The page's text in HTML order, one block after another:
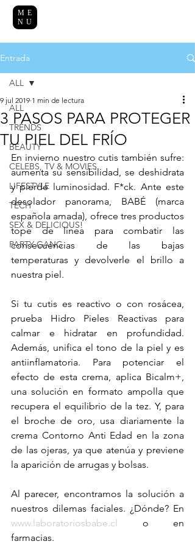
ME
NU
Entrada
ALL
TRENDS
BEAUTY
CELEBS, TV & MOVIES
LIFESTYLE
TECH
SEX & DELICIOUS!
PARTY GANG
ALL
3 PASOS PARA PROTEGER
TU PIEL DEL FRÍO
9 jul 2019 1 min de lectura
En invierno nuestro cutis también sufre:
aumenta su sensibilidad, se deshidrata
y pierde luminosidad. F*ck. Ante este
desolador panorama, BABÉ (marca
española amada), ofrece tres productos
tope de línea para combatir las
consecuencias de las bajas
temperaturas y devolverle el brillo a
nuestra piel.
Si tu cutis es reactivo o con rosácea,
prueba Hidro Pieles Reactivas para
calmar e hidratar en profundidad.
Además, unifica el tono de la piel y es
antiinflamatoria. Para potenciar el
efecto de esta crema, aplica Bicalm+,
una solución en formato ampolla que
recupera el equilibrio de la tez. Y, para
el broche de oro, usa diariamente la
crema Contorno Anti Edad en la zona
de las ojeras, ya que atenúa y previene
la aparición de arrugas y bolsas.
Al parecer, encontramos la solución a
www.laboratoriosbabe.cl
o en
farmacias.